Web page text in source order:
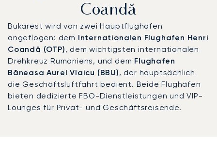
Coandă
Bukarest wird von zwei Hauptflughäfen
angeflogen: dem Internationalen Flughafen Henri
Coandă (OTP), dem wichtigsten internationalen
Drehkreuz Rumäniens, und dem Flughafen
Băneasa Aurel Vlaicu (BBU), der hauptsächlich
die Geschäftsluftfahrt bedient. Beide Flughäfen
bieten dedizierte FBO-Dienstleistungen und VIP-
Lounges für Privat- und Geschäftsreisende.